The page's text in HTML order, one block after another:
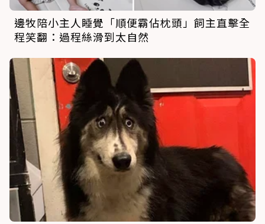
邊牧陪小主人睡覺「順便霸佔枕頭」飼主直擊全
程笑翻：過程絲滑到太自然